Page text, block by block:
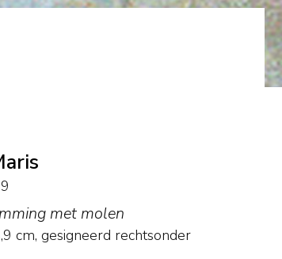
met molen
cm, gesigneerd rechtsonder